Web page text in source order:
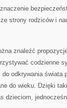
strony rodziców i
znaleźć
codzienne
odkrywania świata
do wieku. Dzięki
dzieciom,